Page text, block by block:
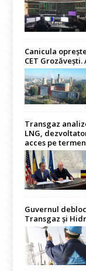
Canicula
CET
Transgaz
LNG,
acces pe
Guvernul
Transgaz și